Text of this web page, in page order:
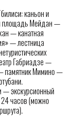
каньон и
площадь Мейдан —
— канатная
— лестница
Габриадзе —
памятник Мимино —
— экскурсионный
24 часов (можно